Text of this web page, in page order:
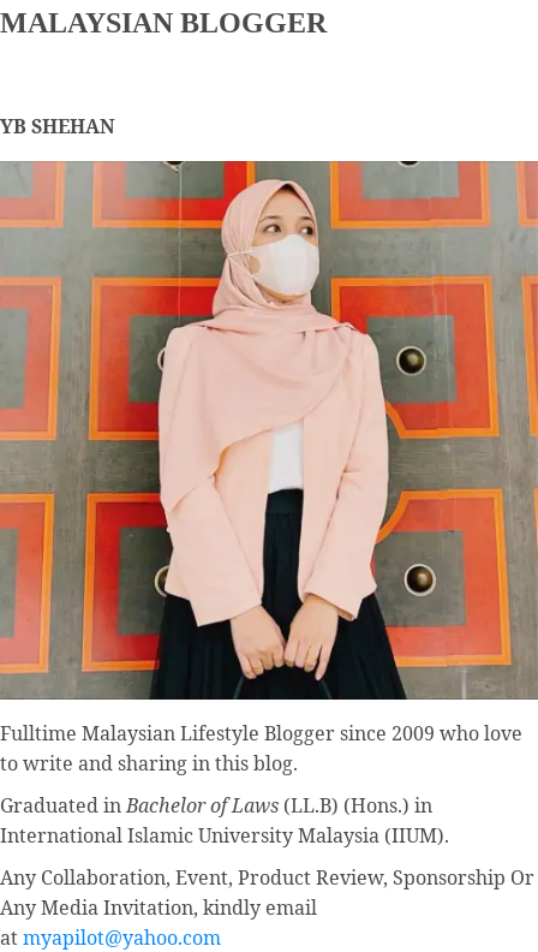
MALAYSIAN BLOGGER
YB SHEHAN
Fulltime Malaysian Lifestyle Bloggersince 2009 who love
to write and sharing in this blog.
Graduated inBachelor of Laws (LL.B) (Hons.) in
International Islamic University Malaysia (IIUM).
Any Collaboration, Event, Product Review, Sponsorship Or
Any Media Invitation, kindly email
atmyapilot@yahoo.com